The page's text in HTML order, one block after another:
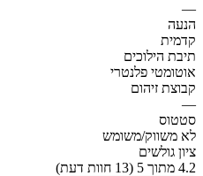
—
הנעה
קדמית
תיבת הילוכים
אוטומטי פלנטרי
קבוצת זיהום
—
סטטוס
לא משווק/משומש
ציון גולשים
4.2 מתוך 5 (13 חוות דעת)